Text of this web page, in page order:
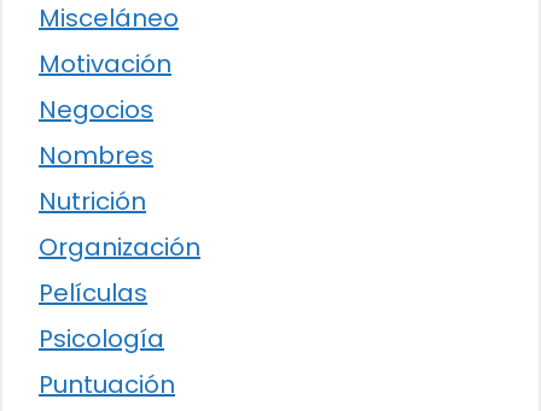
Misceláneo
Motivación
Negocios
Nombres
Nutrición
Organización
Películas
Psicología
Puntuación